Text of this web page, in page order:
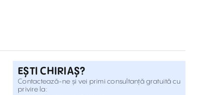
Inchiriere
Calea Dorobantilor 32 , Romană , București
Birouri De Închiriat În H Victoriei 109
Calea Victoriei 109 , Romană , București
EȘTI CHIRIAȘ?
Contactează-ne și vei primi consultanță gratuită cu
privire la: